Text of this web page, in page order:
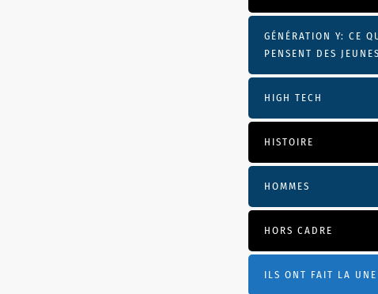
GÉNÉRATION Y: CE
PENSENT DES JEUNES
HIGH TECH
HISTOIRE
HOMMES
HORS CADRE
ILS ONT FAIT LA